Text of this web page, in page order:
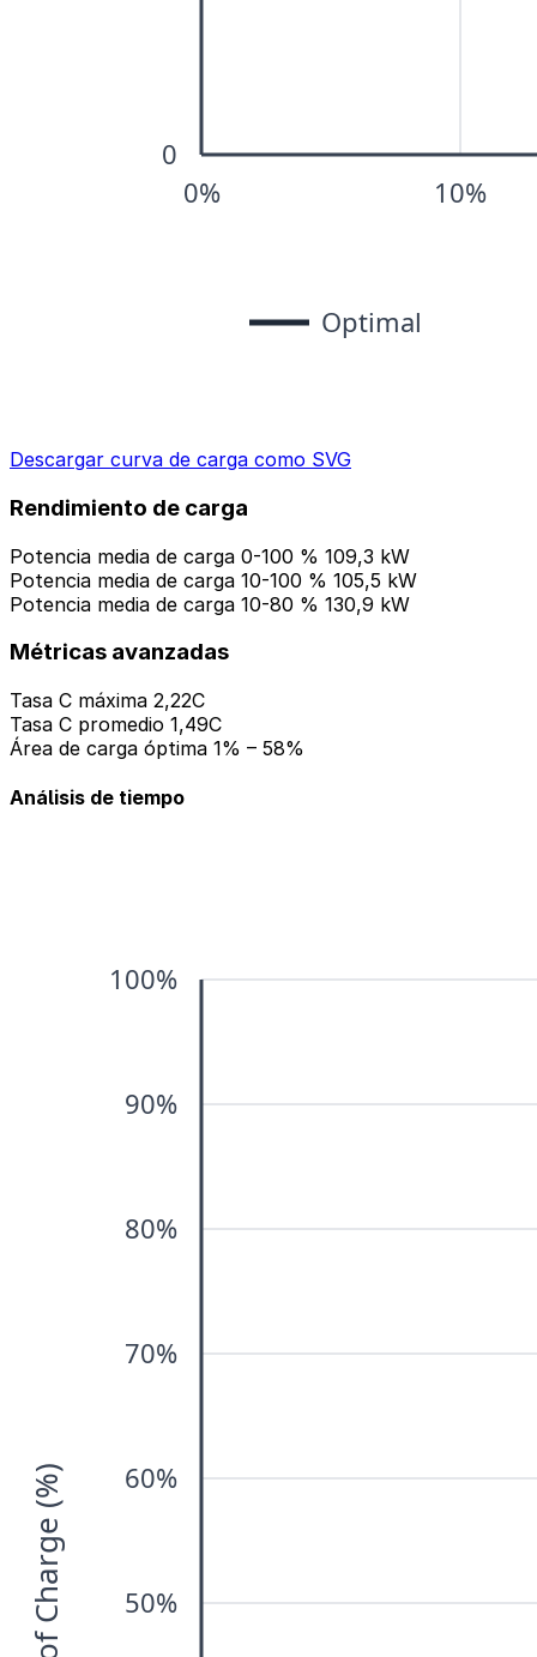
Descargar curva de carga como SVG
Rendimiento de carga
Potencia media de carga 0-100 % 109,3 kW
Potencia media de carga 10-100 % 105,5 kW
Potencia media de carga 10-80 % 130,9 kW
Métricas avanzadas
Tasa C máxima 2,22C
Tasa C promedio 1,49C
Área de carga óptima 1% – 58%
Análisis de tiempo